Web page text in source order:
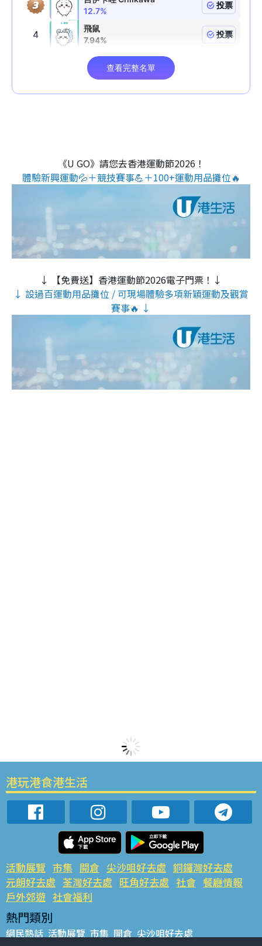
《U GO》請您去香港運動節2026！
體驗新興運動💦＋競技賽事💪＋100+運動用品攤位🔥
↓ 【免費送】香港運動節2026電子門票！↓
↓ 設過百運動用品攤位 / 可現場體驗多項新穎運動及觀賞
賽事🔥 ↓
港玩港食港生活
活動展覽 市集 開倉 尖沙咀好去處 銅鑼灣好去處
元朗好去處 荃灣好去處 旺角好去處 社會 餐廳情報
戶外郊遊 社會福利
熱門類別
網民熱話 活動展覽 市集 開倉 尖沙咀好去處